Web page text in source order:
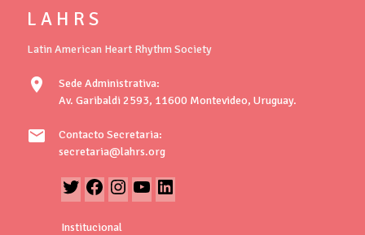
L A H R S
Latin American Heart Rhythm Society
location_on
Sede Administrativa:
Av. Garibaldi 2593, 11600 Montevideo, Uruguay.
mail
Contacto Secretaria:
secretaria@lahrs.org
Institucional